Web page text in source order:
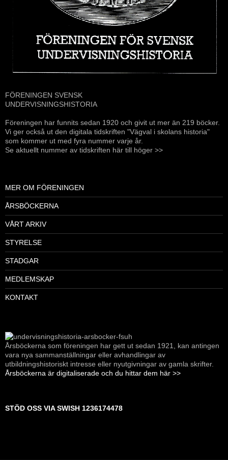
FÖRENINGEN SVENSK
UNDERVISNINGSHISTORIA
Föreningen har funnits sedan 1920 och givit ut mer än 219 böcker.
Vi ger också ut den digitala tidskriften "Vägval i skolans historia"
som kommer ut med fyra nummer varje år.
Se aktuellt nummer av tidskriften här till höger >>
MER OM FÖRENINGEN
ÅRSBÖCKERNA
VÅRT ARKIV
STYRELSE
STADGAR
MEDLEMSKAP
KONTAKT
Årsböckerna som föreningen har gett ut sedan 1921, kan antingen
vara nya sammanställningar eller avhandlingar av
utbildningshistoriskt intresse eller nyutgivningar av gamla skrifter.
Årsböckerna är digitaliserade och du hittar dem här >>
STÖD OSS VIA SWISH 1236174478